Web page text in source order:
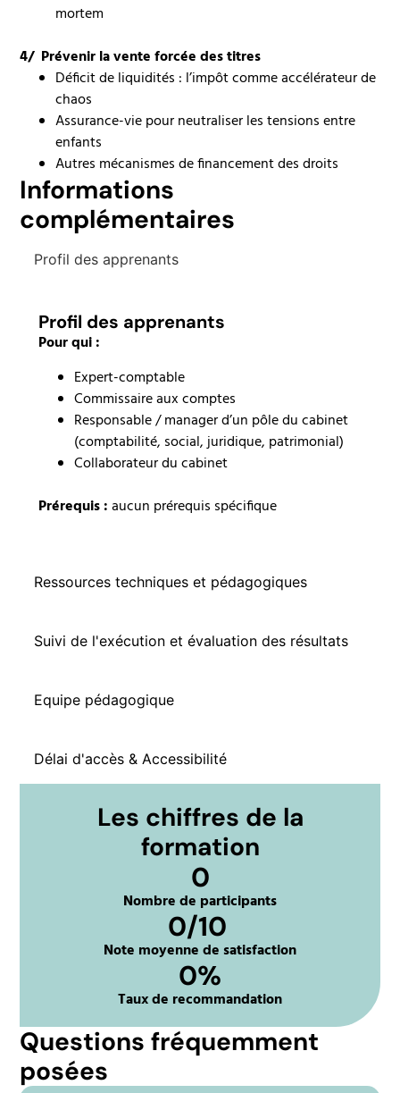
mortem
4/ Prévenir la vente forcée des titres
Déficit de liquidités : l’impôt comme accélérateur de
chaos
Assurance-vie pour neutraliser les tensions entre
enfants
Autres mécanismes de financement des droits
Informations
complémentaires
Profil des apprenants
Ressources techniques et pédagogiques
Suivi de l'exécution et évaluation des résultats
Equipe pédagogique
Délai d'accès & Accessibilité
Profil des apprenants
Pour qui :
Expert-comptable
Commissaire aux comptes
Responsable / manager d’un pôle du cabinet
(comptabilité, social, juridique, patrimonial)
Collaborateur du cabinet
Prérequis :aucun prérequis spécifique
Les chiffres de la
formation
Nombre de participants
0
Note moyenne de satisfaction
0/10
Taux de recommandation
0%
Questions fréquemment
posées